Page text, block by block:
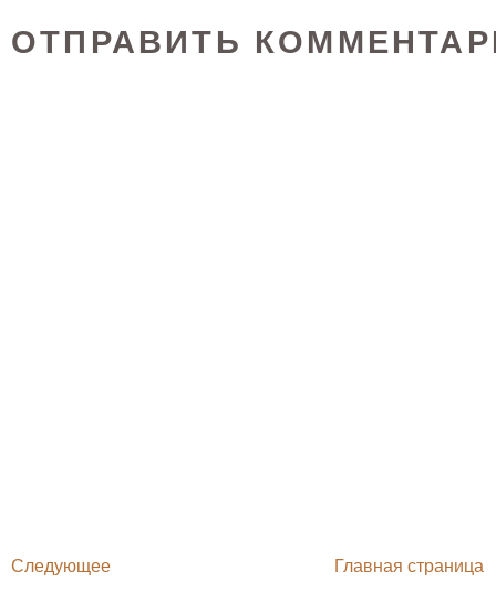
ОТПРАВИТЬ
Следующее Главная страница